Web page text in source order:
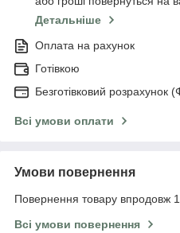
Детальніше
Оплата на рахунок
Готівкою
Безготівковий
Всі умови оплати
Умови повернення
Повернення товару впродовж
Всі умови повернення